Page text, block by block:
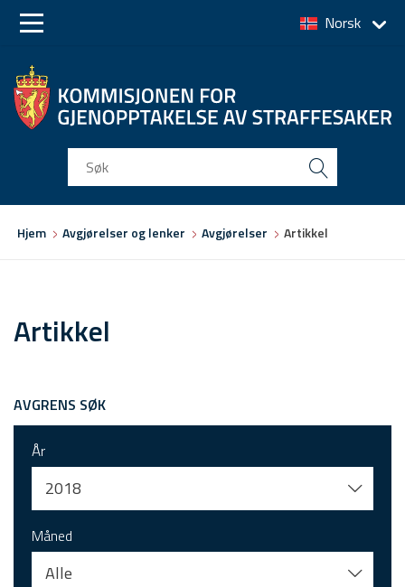
to
to
Norsk
Hjem Avgjørelser og lenker Avgjørelser Artikkel
Artikkel
AVGRENS SØK
År
2018
Måned
Alle